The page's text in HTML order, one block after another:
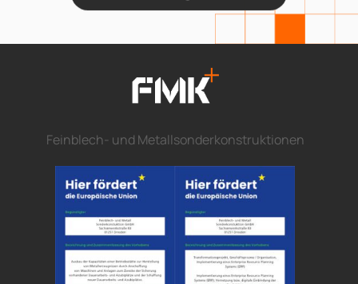
Feinblech- und Metallsonderkonstruktionen